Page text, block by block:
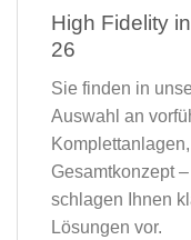
High Fidelity
26​
Sie finden in
Auswahl an
Gesamtkonzept –
schlagen Ihnen
Lösungen vor.